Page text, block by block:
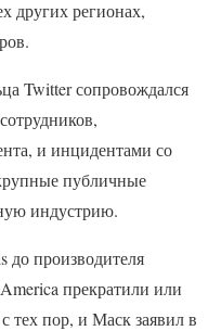
других регионах,
Twitter сопровождался
и инцидентами со
публичные
индустрию.
производителя
прекратили или
тех пор, и Маск заявил в